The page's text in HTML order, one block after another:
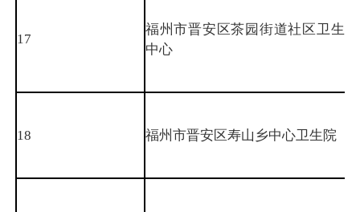
17
福州市晋安区茶园街道社区卫生
中心
18 福州市晋安区寿山乡中心卫生院